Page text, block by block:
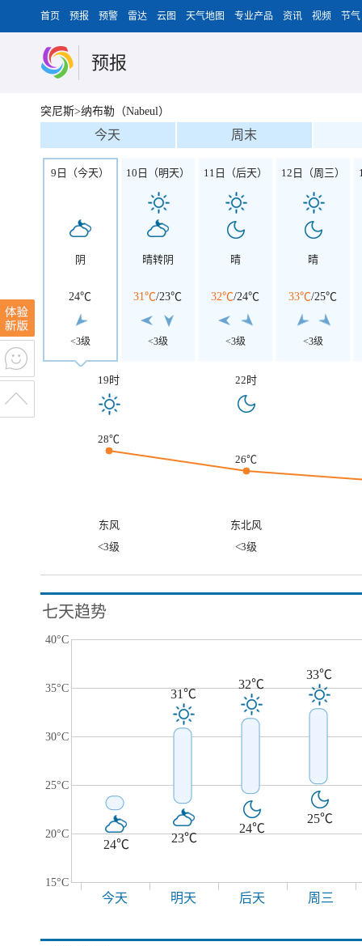
首页 预报 预警 雷达 云图 天气地图 专业产品 资讯 视频 节气
预报
突尼斯>纳布勒（Nabeul）
今天 周末
9日（今天）
阴
24℃
<3级
10日（明天）
晴转阴
31℃/23℃
<3级
11日（后天）
晴
32℃/24℃
<3级
12日（周三）
晴
33℃/25℃
<3级
19时 22时
28℃
26℃
东风
东北风
<3级
<3级
七天趋势
40°C
35°C
30°C
25°C
20°C
15°C
24℃
31℃
23℃
32℃
24℃
33℃
25℃
今天 明天 后天 周三